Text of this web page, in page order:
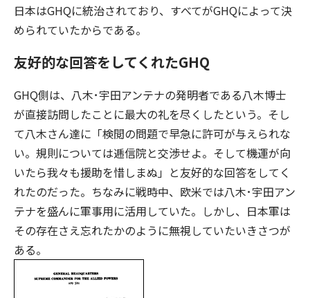
日本はGHQに統治されており、すべてがGHQによって決
められていたからである。
友好的な回答をしてくれたGHQ
GHQ側は、八木･宇田アンテナの発明者である八木博士
が直接訪問したことに最大の礼を尽くしたという。そし
て八木さん達に「検閲の問題で早急に許可が与えられな
い。規則については逓信院と交渉せよ。そして機運が向
いたら我々も援助を惜しまぬ」と友好的な回答をしてく
れたのだった。ちなみに戦時中、欧米では八木･宇田アン
テナを盛んに軍事用に活用していた。しかし、日本軍は
その存在さえ忘れたかのように無視していたいきさつが
ある。